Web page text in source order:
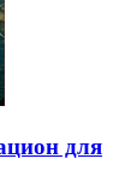
для